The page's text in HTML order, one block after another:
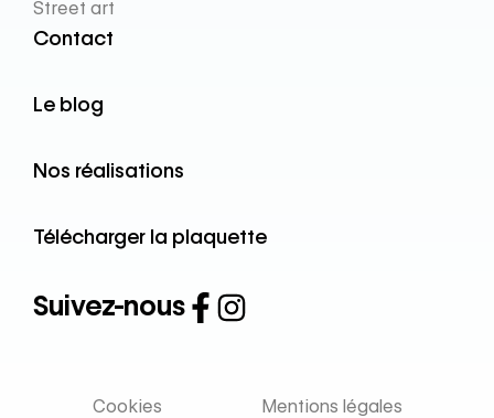
Street art
Contact
Le blog
Nos réalisations
Télécharger la plaquette
Suivez-nous
Cookies
Mentions légales